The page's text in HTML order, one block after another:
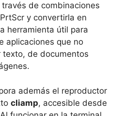
de combinaciones
y convertirla en
herramienta útil para
aplicaciones que no
texto, de documentos
además el reproductor
cliamp, accesible desde